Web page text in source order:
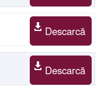
Descarcă
Descarcă